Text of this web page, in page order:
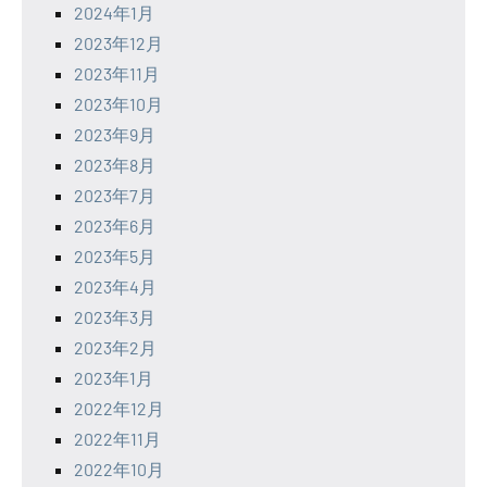
2024年1月
2023年12月
2023年11月
2023年10月
2023年9月
2023年8月
2023年7月
2023年6月
2023年5月
2023年4月
2023年3月
2023年2月
2023年1月
2022年12月
2022年11月
2022年10月